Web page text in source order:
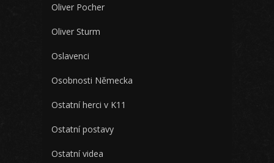
Oliver Pocher
Oliver Sturm
Oslavenci
Osobnosti Německa
Ostatní herci v K11
Ostatní postavy
Ostatní videa